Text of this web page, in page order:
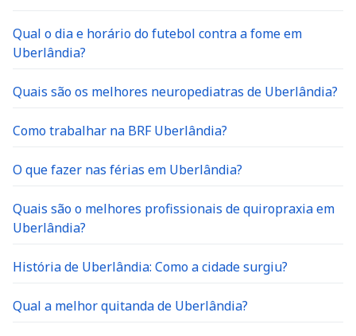
Qual o dia e horário do futebol contra a fome em
Uberlândia?
Quais são os melhores neuropediatras de Uberlândia?
Como trabalhar na BRF Uberlândia?
O que fazer nas férias em Uberlândia?
Quais são o melhores profissionais de quiropraxia em
Uberlândia?
História de Uberlândia: Como a cidade surgiu?
Qual a melhor quitanda de Uberlândia?